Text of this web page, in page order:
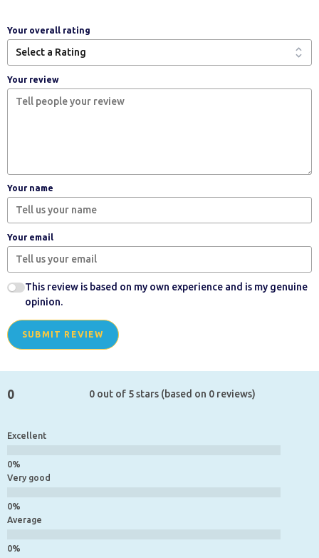
Your overall rating
Your review
Your name
Your email
This review is based on my own experience and is my genuine
opinion.
SUBMIT REVIEW
0 0 out of 5 stars (based on 0 reviews)
Excellent
Very good
Average